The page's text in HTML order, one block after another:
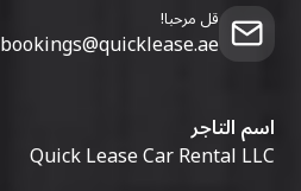
قل مرحبا!
bookings@quicklease.ae
اسم التاجر
Quick Lease Car Rental LLC